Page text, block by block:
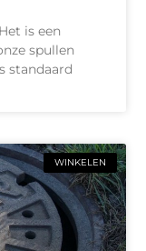
is een
spullen
standaard
WINKELEN